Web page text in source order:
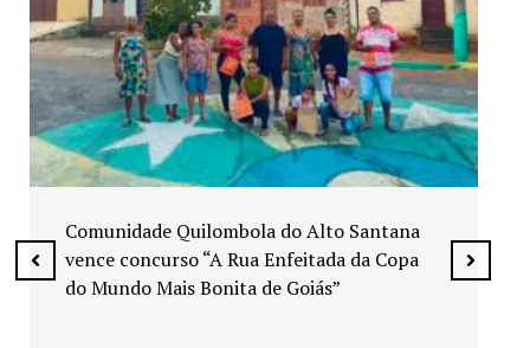
Exposição “Arte em Cores” leva pinturas a
espaços públicos de Senador Canedo